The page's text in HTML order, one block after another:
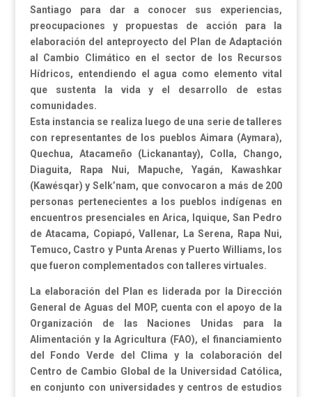
Santiago para dar a conocer sus experiencias,
preocupaciones y propuestas de acción para la
elaboración del anteproyecto del Plan de Adaptación
al Cambio Climático en el sector de los Recursos
Hídricos, entendiendo el agua como elemento vital
que sustenta la vida y el desarrollo de estas
comunidades.
Esta instancia se realiza luego de una serie de talleres
con representantes de los pueblos Aimara (Aymara),
Quechua, Atacameño (Lickanantay), Colla, Chango,
Diaguita, Rapa Nui, Mapuche, Yagán, Kawashkar
(Kawésqar) y Selk’nam, que convocaron a más de 200
personas pertenecientes a los pueblos indígenas en
encuentros presenciales en Arica, Iquique, San Pedro
de Atacama, Copiapó, Vallenar, La Serena, Rapa Nui,
Temuco, Castro y Punta Arenas y Puerto Williams, los
que fueron complementados con talleres virtuales.
La elaboración del Plan es liderada por la Dirección
General de Aguas del MOP, cuenta con el apoyo de la
Organización de las Naciones Unidas para la
Alimentación y la Agricultura (FAO), el financiamiento
del Fondo Verde del Clima y la colaboración del
Centro de Cambio Global de la Universidad Católica,
en conjunto con universidades y centros de estudios